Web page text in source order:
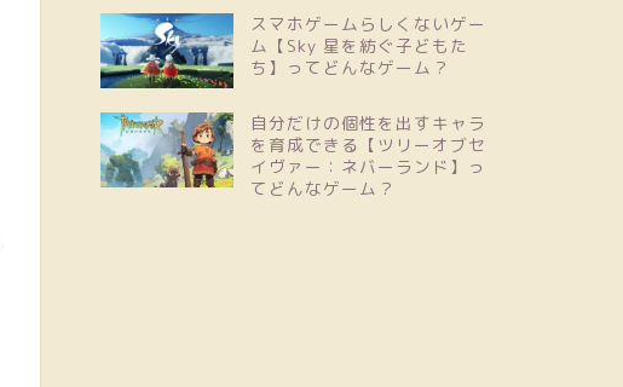
スマホゲームらしくないゲー
ム【Sky 星を紡ぐ子どもた
ち】ってどんなゲーム？
自分だけの個性を出すキャラ
を育成できる【ツリーオブセ
イヴァー：ネバーランド】っ
てどんなゲーム？